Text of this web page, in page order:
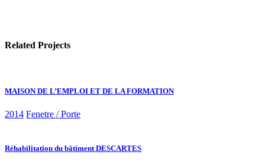
Related Projects
MAISON DE L’EMPLOI ET DE LA FORMATION
2014 Fenetre / Porte
Réhabilitation du bâtiment DESCARTES